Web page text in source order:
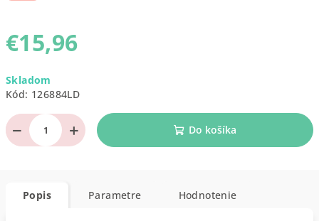
€15,96
cena:
Skladom
Kód: 126884LD
+
− Do košíka
Popis Parametre Hodnotenie